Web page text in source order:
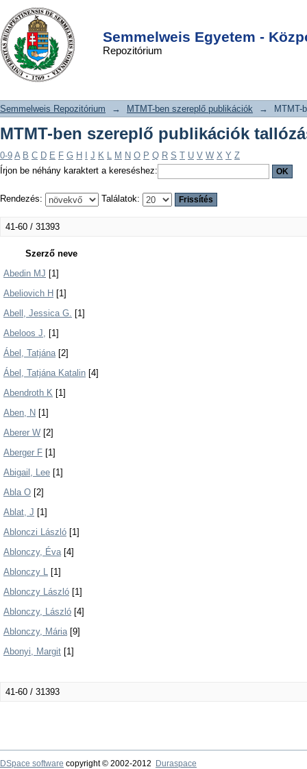
Semmelweis Egyetem -
Repozitórium
MTMT-ben szereplő publikációk
tallózása szerző szerint
DSpace/Manakin Repository
Semmelweis Repozitórium → MTMT-ben szereplő publikációk → MTMT-
MTMT-ben szereplő publikációk
0-9 A B C D E F G H J K L M N O P Q R S T U V W X Y Z
Írjon be néhány karaktert a kereséshez:
Rendezés: Találatok:
41-60 / 31393
Szerző neve
Abedin MJ [1]
Abeliovich H [1]
Abell, Jessica G. [1]
Abeloos J, [1]
Ábel, Tatjána[2]
Ábel, Tatjána Katalin [4]
Abendroth K [1]
Aben, N [1]
Aberer W [2]
Aberger F [1]
Abigail, Lee [1]
Abla O [2]
Ablat, J [1]
Ablonczi László [1]
Ablonczy, Éva[4]
Ablonczy L [1]
Ablonczy László [1]
Ablonczy, László [4]
Ablonczy, Mária[9]
Abonyi, Margit [1]
41-60 / 31393
DSpace software copyright © 2002-2012
Duraspace